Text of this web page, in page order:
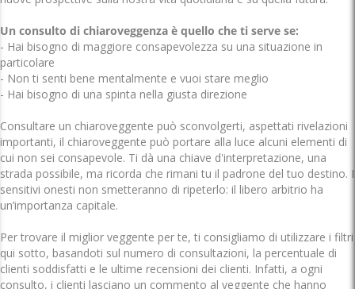
Un consulto di chiaroveggenza è quello che ti serve se:
- Hai bisogno di maggiore consapevolezza su una situazione in
particolare
- Non ti senti bene mentalmente e vuoi stare meglio
- Hai bisogno di una spinta nella giusta direzione
Consultare un chiaroveggente può sconvolgerti, aspettati rivelazioni
importanti, il chiaroveggente può portare alla luce alcuni elementi di
cui non sei consapevole. Ti dà una chiave d'interpretazione, una
strada possibile, ma ricorda che rimani tu il padrone del tuo destino. I
sensitivi onesti non smetteranno di ripeterlo: il libero arbitrio ha
un’importanza capitale.
Per trovare il miglior veggente per te, ti consigliamo di utilizzare i filtri
qui sotto, basandoti sul numero di consultazioni, la percentuale di
clienti soddisfatti e le ultime recensioni dei clienti. Infatti, a ogni
consulto, i clienti lasciano un commento al veggente che hanno